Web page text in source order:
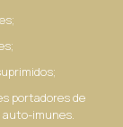
portadores de
auto-imunes.